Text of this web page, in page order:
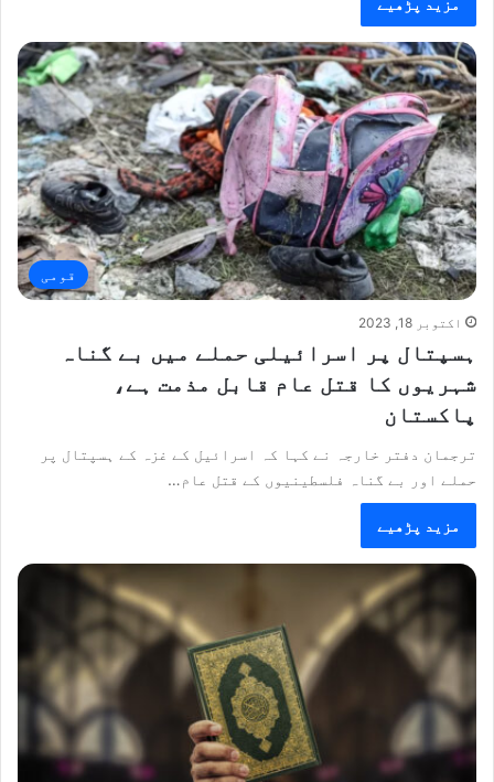
قومی
اکتوبر 18, 2023
ہسپتال پر اسرائیلی حملے میں بے گناہ
شہریوں کا قتل عام قابل مذمت ہے،
پاکستان
ترجمان دفتر خارجہ نے کہا کہ اسرائیل کے غزہ کے ہسپتال پر
حملے اور بے گناہ فلسطینیوں کے قتل عام…
مزید پڑھیے